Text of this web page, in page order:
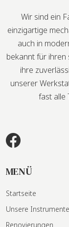
Wir sind ein
einzigartige
auch in
bekannt für ihren
ihre
unserer
fast alle
MENÜ
Startseite
Unsere Instrumente
Renovierungen